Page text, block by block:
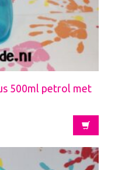
500ml petrol met